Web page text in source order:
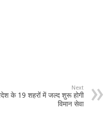
Next
के 19 शहरों में जल्द शुरू होगी
विमान सेवा